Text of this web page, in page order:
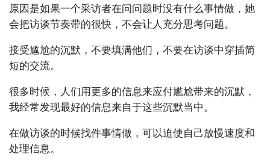
原因是如果一个采访者在问问题时没有什么事情做，她
会把访谈节奏带的很快，不会让人充分思考问题。
接受尴尬的沉默，不要填满他们，不要在访谈中穿插简
短的交流。
很多时候，人们用更多的信息来应付尴尬带来的沉默，
我经常发现最好的信息来自于这些沉默当中。
在做访谈的时候找件事情做，可以迫使自己放慢速度和
处理信息。